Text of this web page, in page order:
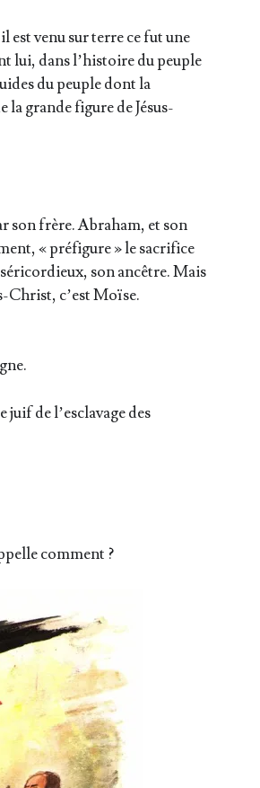
est venu sur terre ce fut une
lui, dans l’his­toire du peuple
du peuple dont la
la grande figure de Jésus-
son frère. Abra­ham, et son
« pré­fi­gure » le sacri­fice
son ancêtre. Mais
Christ, c’est Moïse.
de l’es­cla­vage des
comment ?